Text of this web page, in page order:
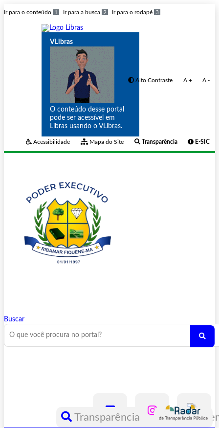
Ir para o conteúdo 1 Ir para a busca 2 Ir para o rodapé 3
VLibras
O conteúdo desse portal
pode ser acessível em
Libras usando o VLibras.
Alto Contraste A + A -
Acessibilidade Mapa do Site Transparência E-SIC
Buscar
Transparência